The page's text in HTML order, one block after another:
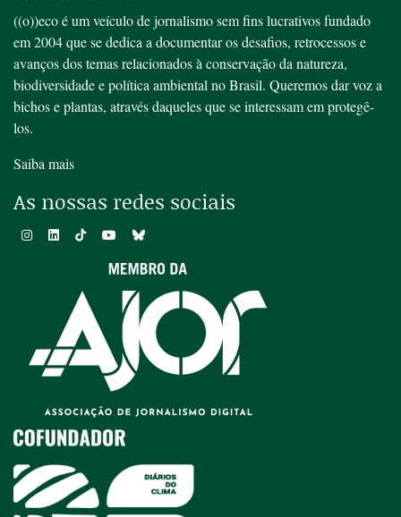
((o))eco é um veículo de jornalismo sem fins lucrativos fundado
em 2004 que se dedica a documentar os desafios, retrocessos e
avanços dos temas relacionados à conservação da natureza,
biodiversidade e política ambiental no Brasil. Queremos dar voz a
bichos e plantas, através daqueles que se interessam em protegê-
los.
Saiba mais
As nossas redes sociais